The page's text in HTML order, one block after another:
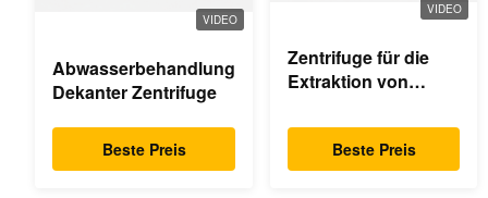
VIDEO
Abwasserbehandlung
Dekanter Zentrifuge
Beste Preis
VIDEO
Zentrifuge für die
Extraktion von
Beste Preis